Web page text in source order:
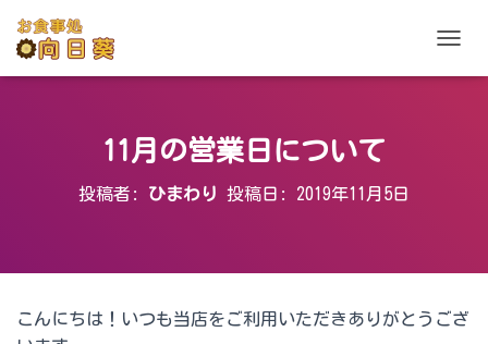
11月の営業日について
投稿者: ひまわり 投稿日: 2019年11月5日
こんにちは！いつも当店をご利用いただきありがとうござ